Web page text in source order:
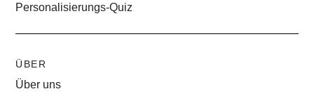
Personalisierungs-Quiz
ÜBER
Über uns